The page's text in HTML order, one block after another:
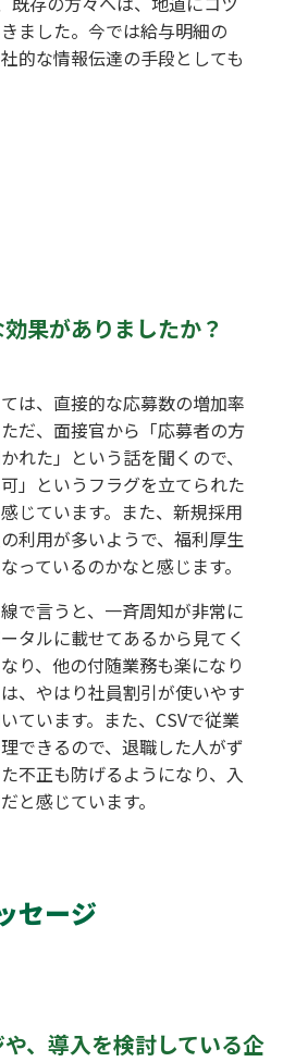
ました。今では給与明細の
的な情報伝達の手段としても
果がありましたか？
は、直接的な応募数の増加率
だ、面接官から「応募者の方
れた」という話を聞くので、
」というフラグを立てられた
じています。また、新規採用
利用が多いようで、福利厚生
っているのかなと感じます。
で言うと、一斉周知が非常に
タルに載せてあるから見てく
り、他の付随業務も楽になり
、やはり社員割引が使いやす
ています。また、CSVで従業
できるので、退職した人がず
不正も防げるようになり、入
と感じています。
セージ
、導入を検討している企